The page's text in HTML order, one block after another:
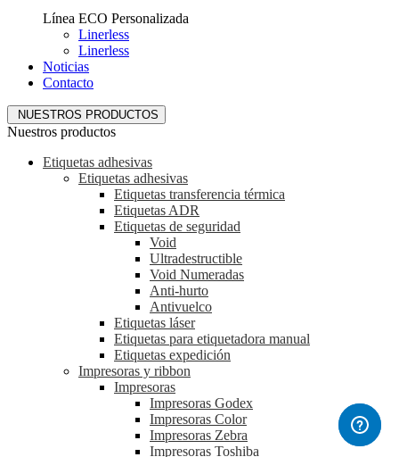
Línea ECO Personalizada
Linerless
Linerless
Noticias
Contacto
NUESTROS PRODUCTOS
Nuestros productos
Etiquetas adhesivas
Etiquetas adhesivas
Etiquetas transferencia térmica
Etiquetas ADR
Etiquetas de seguridad
Void
Ultradestructible
Void Numeradas
Anti-hurto
Antivuelco
Etiquetas láser
Etiquetas para etiquetadora manual
Etiquetas expedición
Impresoras y ribbon
Impresoras
Impresoras Godex
Impresoras Color
Impresoras Zebra
Impresoras Toshiba